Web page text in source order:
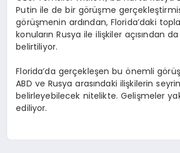
Putin ile de bir görüşme
görüşmenin ardından, Florida’daki
konuların Rusya ile ilişkiler açısından da
belirtiliyor.
Florida’da gerçekleşen bu önemli
ABD ve Rusya arasındaki ilişkilerin
belirleyebilecek nitelikte. Gelişmeler
ediliyor.